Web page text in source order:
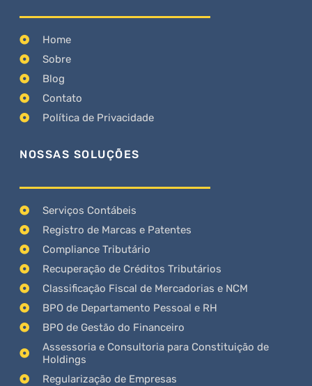
Home
Sobre
Blog
Contato
Política de Privacidade
NOSSAS SOLUÇÕES
Serviços Contábeis
Registro de Marcas e Patentes
Compliance Tributário
Recuperação de Créditos Tributários
Classificação Fiscal de Mercadorias e NCM
BPO de Departamento Pessoal e RH
BPO de Gestão do Financeiro
Assessoria e Consultoria para Constituição de
Holdings
Regularização de Empresas